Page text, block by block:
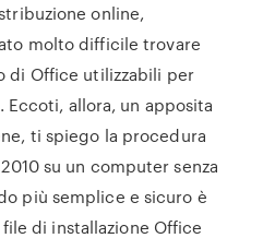
online,
molto difficile trovare
di Office utilizzabili per
Eccoti, allora, un apposita
ti spiego la procedura
su un computer senza
più semplice e sicuro è
di installazione Office